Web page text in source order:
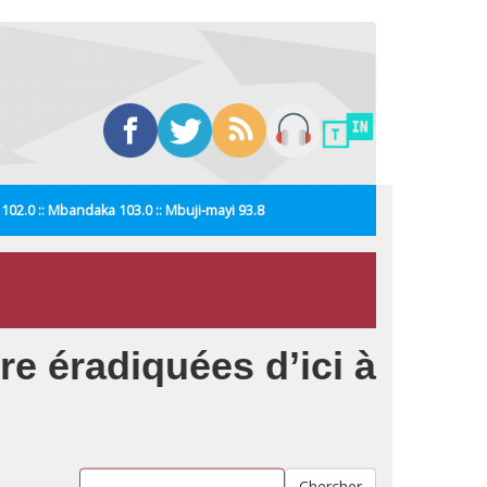
:: Mbandaka 103.0 :: Mbuji-mayi 93.8
éradiquées d’ici à